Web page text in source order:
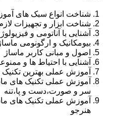
شناخت انواع سبک های
شناخت ابزار و تجهیزات
آشنایی با آناتومی و
بیومکانیک و ارگونومی
اصول و مبانی کاربر ماساژ
آشنایی با احتیاط ها و
آموزش عملی بهترین تکنیک
آموزش عملی تکنیک های
سر و صورت،دست و پا،تنه
آموزش عملی تکنیک های
هنرجو